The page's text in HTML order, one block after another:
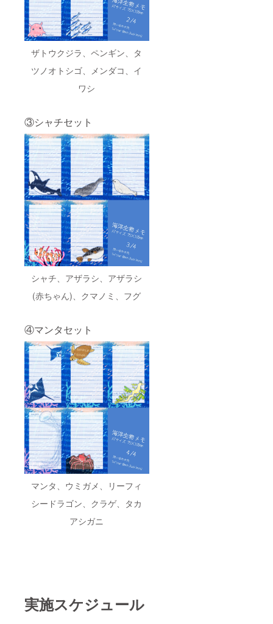
ザトウクジラ、ペンギン、タ
ツノオトシゴ、メンダコ、イ
ワシ
③シャチセット
シャチ、アザラシ、アザラシ
(赤ちゃん)、クマノミ、フグ
④マンタセット
マンタ、ウミガメ、リーフィ
シードラゴン、クラゲ、タカ
アシガニ
実施スケジュール